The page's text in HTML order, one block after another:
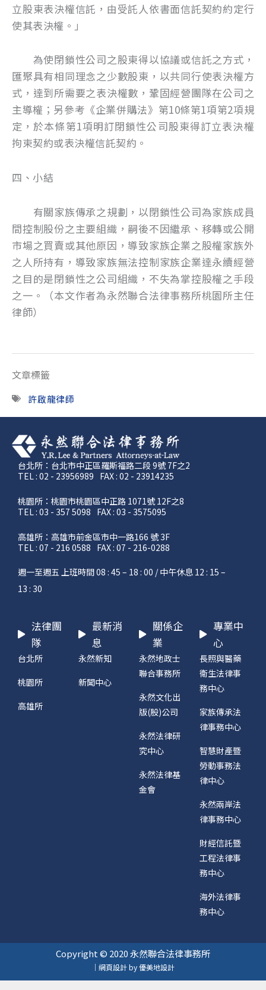
立股東表決權信託，由受託人依書面信託契約約定行
使其表決權。」
為使閉鎖性公司之股東得以協議或信託之方式，
匯聚具有相同理念之少數股東，以共同行使表決權方
式，達到所需要之表決權數，鞏固經營團隊在公司之
主導權；另參考《企業併購法》第10條第1項第2項規
定，於本條第1項明訂閉鎖性公司股東得訂立表決權
拘束契約或表決權信託契約。
四、小結
有關家族傳承之規劃，以閉鎖性公司為家族成員
間控制股份之主要組織，嗣後不因繼承、移轉或公開
市場之買賣或其他原因，導致家族企業之股權家族外
之人所持有，導致家族無法控制家族企業達永續經營
之目的是閉鎖性之公司組織，不失為掌控股權之手段
之一。（本文作者為永然聯合法律事務所桃園所主任
律師）
文章標籤
許啟龍律師
台北所：台北市中正區羅斯福路二段 9號 7F之2
TEL : 02 - 23956989 FAX : 02 - 23914235
桃園所：桃園市桃園區中正路 1071號 12F之8
TEL : 03 - 357 5098 FAX : 03 - 3575095
高雄所：高雄市前金區市中一路166 號 3F
TEL : 07 - 216 0588 FAX : 07 - 216-0288
週一至週五 上班時間 08 : 45 – 18 : 00 / 中午休息 12 : 15 –
13 : 30
法律團
隊
台北所
桃園所
高雄所
最新消
息
永然新知
新聞中心
關係企
業
永然地政士
聯合事務所
永然文化出
版(股)公司
永然法律研
究中心
永然法律基
金會
專業中
心
長照與醫藥
衛生法律事
務中心
家族傳承法
律事務中心
智慧財產暨
勞動事務法
律中心
永然兩岸法
律事務中心
財經信託暨
工程法律事
務中心
海外法律事
務中心
Copyright © 2020 永然聯合法律事務所
｜網頁設計 by 優美地設計